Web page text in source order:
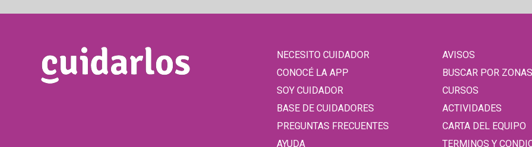
NECESITO CUIDADOR
CONOCÉ LA APP
SOY CUIDADOR
BASE DE CUIDADORES
PREGUNTAS FRECUENTES
AYUDA
AVISOS
BUSCAR POR ZONAS
CURSOS
ACTIVIDADES
CARTA DEL EQUIPO
TERMINOS Y